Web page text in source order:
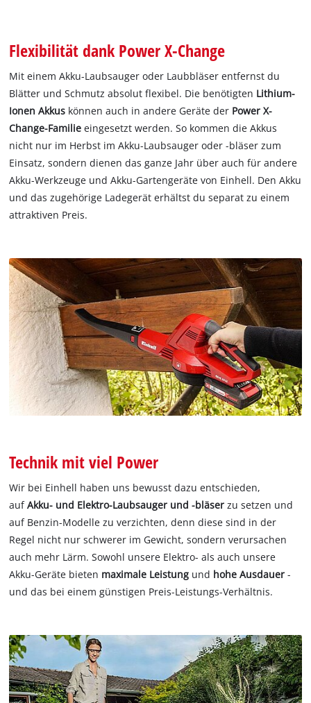
Flexibilität dank Power X-Change
Mit einem Akku-Laubsauger oder Laubbläser entfernst du
Blätter und Schmutz absolut flexibel. Die benötigten Lithium-
Ionen Akkus können auch in andere Geräte der Power X-
Change-Familie eingesetzt werden. So kommen die Akkus
nicht nur im Herbst im Akku-Laubsauger oder -bläser zum
Einsatz, sondern dienen das ganze Jahr über auch für andere
Akku-Werkzeuge und Akku-Gartengeräte von Einhell. Den Akku
und das zugehörige Ladegerät erhältst du separat zu einem
attraktiven Preis.
Technik mit viel Power
Wir bei Einhell haben uns bewusst dazu entschieden,
aufAkku- und Elektro-Laubsauger und -bläser zu setzen und
auf Benzin-Modelle zu verzichten, denn diese sind in der
Regel nicht nur schwerer im Gewicht, sondern verursachen
auch mehr Lärm. Sowohl unsere Elektro- als auch unsere
Akku-Geräte bieten maximale Leistung und hohe Ausdauer -
und das bei einem günstigen Preis-Leistungs-Verhältnis.